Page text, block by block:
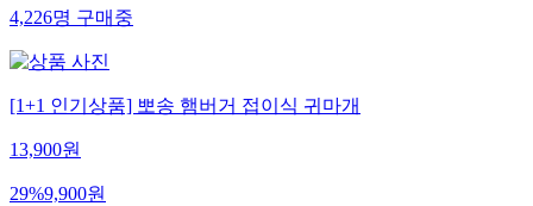
4,226명 구매중
[1+1 인기상품] 뽀송 햄버거 접이식 귀마개
13,900원
29%9,900원